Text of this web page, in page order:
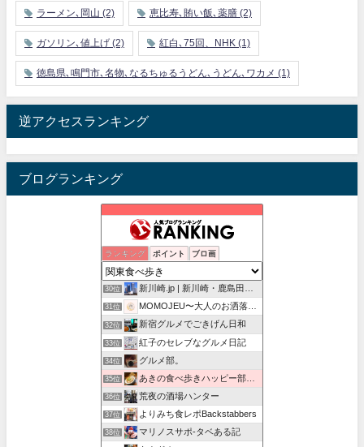
ラーメン､岡山 (2) 恵比寿､賄い飯､薬膳 (2)
ガソリン､値上げ (2) 紅白､75回、NHK (1)
徳島県､鳴門市､名物､なるちゅるうどん､うどん､ワカメ (1)
逆アクセスランキング
ブログランキング
ランキング ポイント ブロ画
28位 mogmog_foreignerの食べ歩き
29位 ワンコイン的食べ歩き生活。
30位 新川崎.jp | 新川崎・鹿島田の地域情報配信中！
31位 MOMOJEU〜大人のお洒落な旅とグルメ。
32位 新宿グルメでごきげん日和
33位 紅子のセレブなグルメ日記
34位 グルメ部。
35位 あきの食べ歩きハッピー部｜東長崎・西武池袋線沿線グルメ
36位 荒夜の酒場ハンター
37位 よりみち食レポBackstabbers
38位 マリノスサポ-タベある記